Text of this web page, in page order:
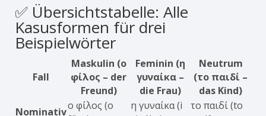
✅ Übersichtstabelle: Alle
Kasusformen für drei
Beispielwörter
Fall
Maskulin (ο
φίλος – der
Freund)
Feminin (η
γυναίκα –
die Frau)
Neutrum
(το παιδί –
das Kind)
Nominativο φίλος (o
η γυναίκα (i
το παιδί (to